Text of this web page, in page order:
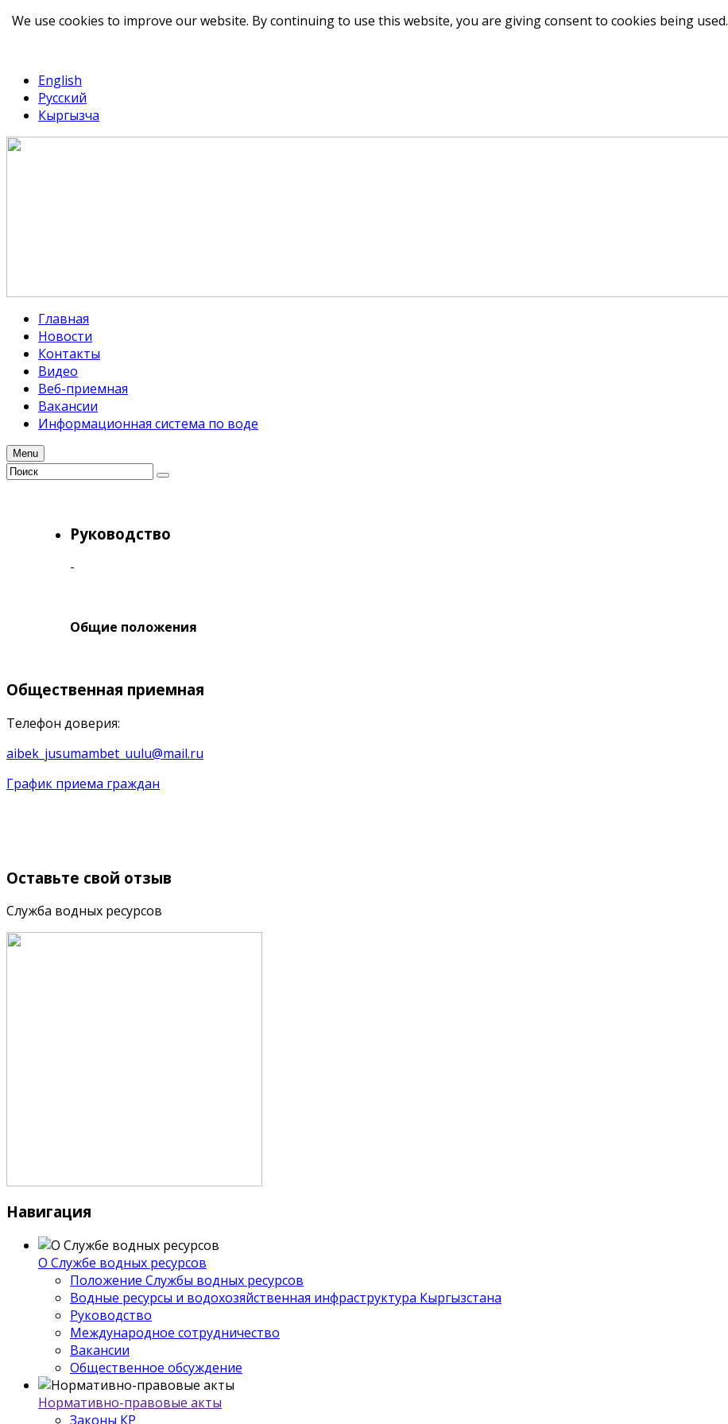
English
Русский
Кыргызча
Главная
Новости
Контакты
Видео
Веб-приемная
Вакансии
Информационная система по воде
Menu
Руководство
-
Общие положения
Общественная приемная
Телефон доверия:
aibek_jusumambet_uulu@mail.ru
График приема граждан
Оставьте свой отзыв
Служба водных ресурсов
Навигация
О Службе водных ресурсов
Положение Службы водных ресурсов
Водные ресурсы и водохозяйственная инфраструктура Кыргызстана
Руководство
Международное сотрудничество
Вакансии
Общественное обсуждение
Нормативно-правовые акты
Законы КР
We use cookies to improve our website. By continuing to use this website, you are giving consent to cookies being used.